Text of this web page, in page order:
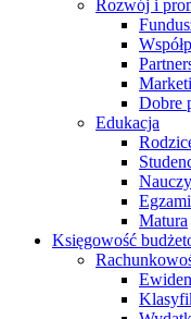
Rozwój i
Dobre
Edukacja
Matura
Księgowość